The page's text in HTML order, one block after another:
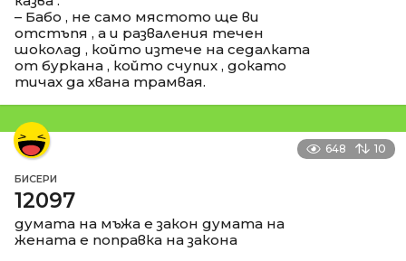
– Бабо , не само мястото ще ви
отстъпя , а и разваления течен
шоколад , който изтече на седалката
от буркана , който счупих , докато
тичах да хвана трамвая.
648 10
БИСЕРИ
12097
думата на мъжа е закон думата на
жената е поправка на закона